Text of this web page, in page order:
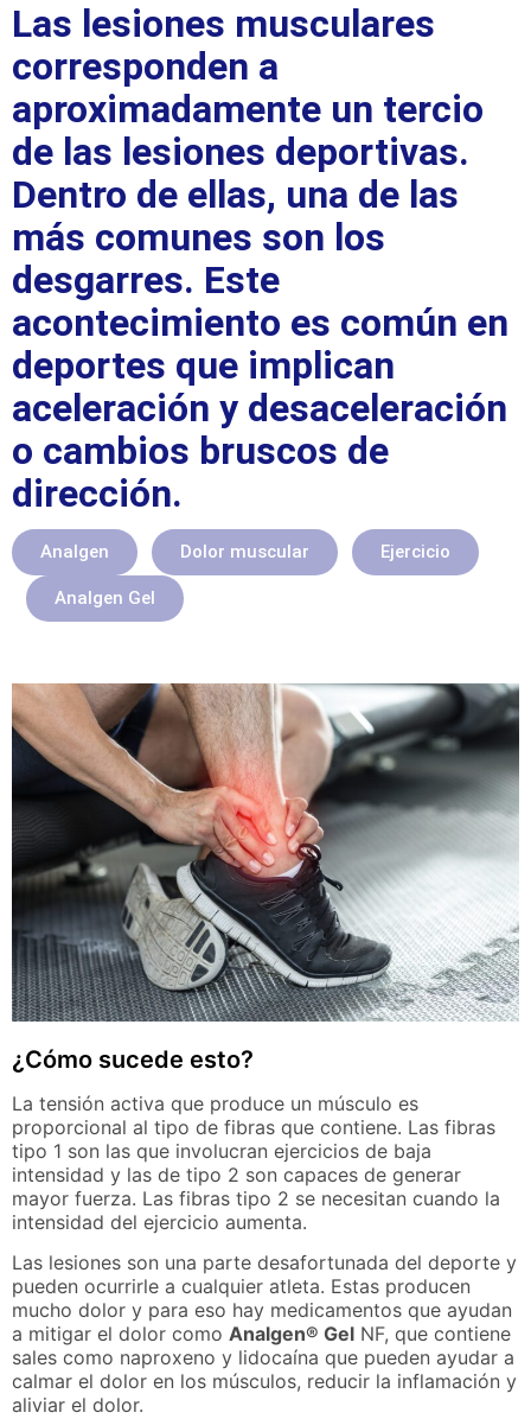
Las lesiones musculares
corresponden a
aproximadamente un tercio
de las lesiones deportivas.
Dentro de ellas, una de las
más comunes son los
desgarres. Este
acontecimiento es común en
deportes que implican
aceleración y desaceleración
o cambios bruscos de
dirección.
Analgen Dolor muscular Ejercicio
Analgen Gel
¿Cómo sucede esto?
La tensión activa que produce un músculo es
proporcional al tipo de fibras que contiene. Las fibras
tipo 1 son las que involucran ejercicios de baja
intensidad y las de tipo 2 son capaces de generar
mayor fuerza. Las fibras tipo 2 se necesitan cuando la
intensidad del ejercicio aumenta.
Las lesiones son una parte desafortunada del deporte y
pueden ocurrirle a cualquier atleta. Estas producen
mucho dolor y para eso hay medicamentos que ayudan
a mitigar el dolor como Analgen® Gel NF, que contiene
sales como naproxeno y lidocaína que pueden ayudar a
calmar el dolor en los músculos, reducir la inflamación y
aliviar el dolor.